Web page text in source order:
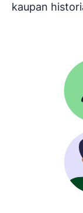
kaupan